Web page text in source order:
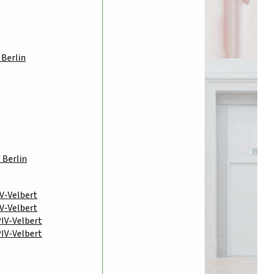
Berlin
Velbert
Velbert
Velbert
Velbert